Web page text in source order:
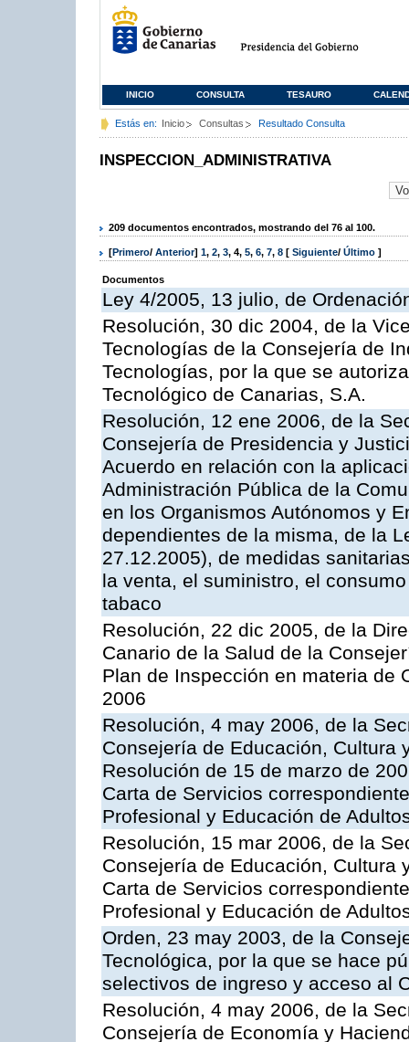
INICIO CONSULTA TESAURO
Estás en: Inicio Consultas Resultado Consulta
INSPECCION_ADMINISTRATIVA
209 documentos encontrados, mostrando del 76 al 100.
[Primero/ Anterior] 1, 2, 3, 4, 5, 6, 7, 8 [ Siguiente/ Último ]
Documentos
Ley 4/2005, 13 julio, de
Resolución, 30 dic 2004, de la
Tecnologías de la Consejería de
Tecnologías, por la que se
Tecnológico de Canarias, S.A.
Resolución, 12 ene 2006, de la
Consejería de Presidencia y
Acuerdo en relación con la
Administración Pública de la
en los Organismos Autónomos y
dependientes de la misma, de la
27.12.2005), de medidas
la venta, el suministro, el
tabaco
Resolución, 22 dic 2005, de la
Canario de la Salud de la
Plan de Inspección en materia de
2006
Resolución, 4 may 2006, de la
Consejería de Educación, Cultura
Resolución de 15 de marzo de
Carta de Servicios
Profesional y Educación de
Resolución, 15 mar 2006, de la
Consejería de Educación, Cultura
Carta de Servicios
Profesional y Educación de
Orden, 23 may 2003, de la
Tecnológica, por la que se hace
selectivos de ingreso y acceso al
Resolución, 4 may 2006, de la
Consejería de Economía y